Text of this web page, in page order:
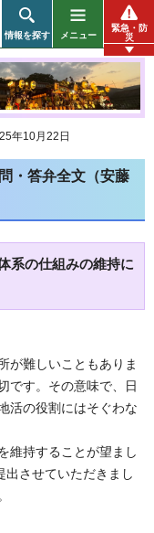
情報を探す メニュー
緊急・防
災
年10月22日
・答弁全文（安藤
系の仕組みの維持に
が難しいこともありま
です。その意味で、日
活の役割にはそぐわな
維持することが望まし
出させていただきまし